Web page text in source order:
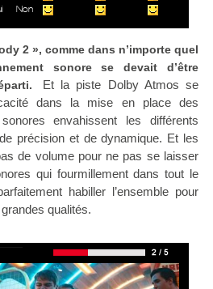
Non
2 », comme dans n’importe quel
sonore se devait d’être
Et la piste Dolby Atmos se
dans la mise en place des
envahissent les différents
précision et de dynamique. Et les
de volume pour ne pas se laisser
qui fourmillement dans tout le
habiller l’ensemble pour
qualités.